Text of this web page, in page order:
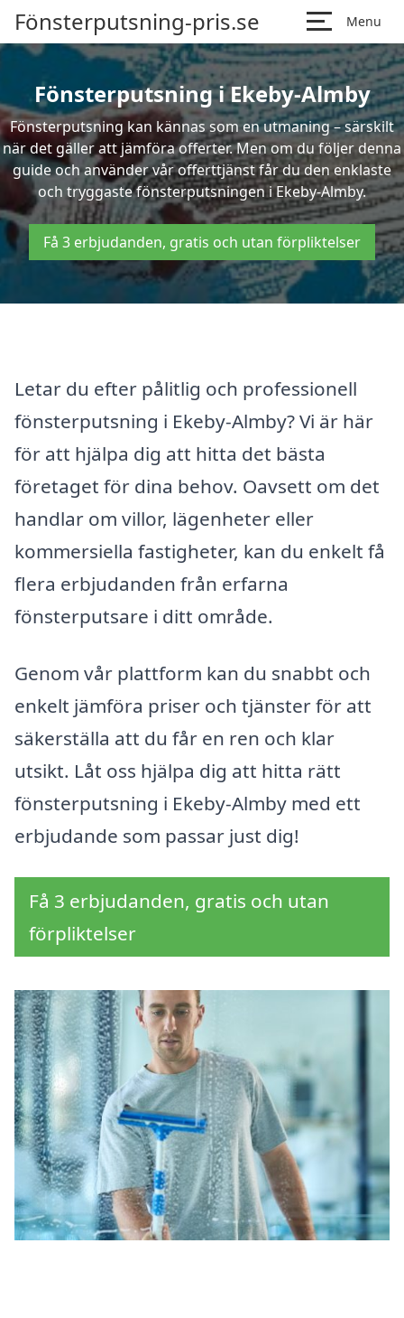
Fönsterputsning-pris.se Menu
Fönsterputsning i Ekeby-Almby
Fönsterputsning kan kännas som en utmaning – särskilt
när det gäller att jämföra offerter. Men om du följer denna
guide och använder vår offerttjänst får du den enklaste
och tryggaste fönsterputsningen i Ekeby-Almby.
Få 3 erbjudanden, gratis och utan förpliktelser
Letar du efter pålitlig och professionell
fönsterputsning i Ekeby-Almby? Vi är här
för att hjälpa dig att hitta det bästa
företaget för dina behov. Oavsett om det
handlar om villor, lägenheter eller
kommersiella fastigheter, kan du enkelt få
flera erbjudanden från erfarna
fönsterputsare i ditt område.
Genom vår plattform kan du snabbt och
enkelt jämföra priser och tjänster för att
säkerställa att du får en ren och klar
utsikt. Låt oss hjälpa dig att hitta rätt
fönsterputsning i Ekeby-Almby med ett
erbjudande som passar just dig!
Få 3 erbjudanden, gratis och utan
förpliktelser